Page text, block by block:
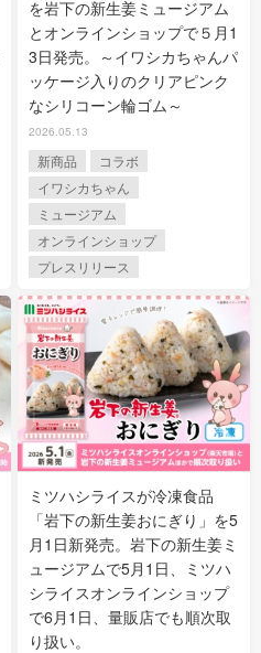
を岩下の新生姜ミュージアム
とオンラインショップで５月1
3日発売。～イワシカちゃんパ
ッケージ入りのクリアピンク
なシリコーン輪ゴム～
2026.05.13
新商品
コラボ
イワシカちゃん
ミュージアム
オンラインショップ
プレスリリース
ミツハシライスが冷凍食品
「岩下の新生姜おにぎり」を5
月1日新発売。岩下の新生姜ミ
ュージアムで5月1日、ミツハ
シライスオンラインショップ
で6月1日、量販店でも順次取
り扱い。